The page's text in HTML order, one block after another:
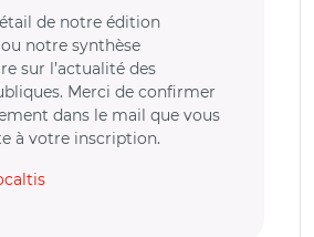
de notre édition
notre synthèse
sur l’actualité des
Merci de confirmer
dans le mail que vous
à votre inscription.